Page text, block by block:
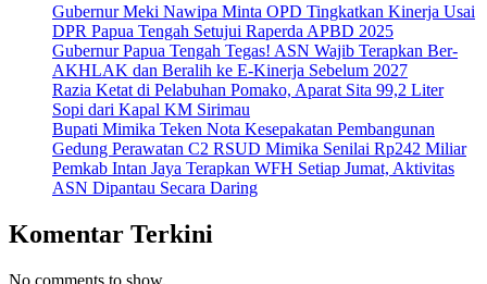
Papua
Tengah
Launching
“Program
‘Kok
Sehat”
Gubernur Meki Nawipa Minta OPD Tingkatkan Kinerja Usai
DPR Papua Tengah Setujui Raperda APBD 2025
Gubernur Papua Tengah Tegas! ASN Wajib Terapkan Ber-
AKHLAK dan Beralih ke E-Kinerja Sebelum 2027
Razia Ketat di Pelabuhan Pomako, Aparat Sita 99,2 Liter
Sopi dari Kapal KM Sirimau
Bupati Mimika Teken Nota Kesepakatan Pembangunan
Gedung Perawatan C2 RSUD Mimika Senilai Rp242 Miliar
Pemkab Intan Jaya Terapkan WFH Setiap Jumat, Aktivitas
ASN Dipantau Secara Daring
Komentar Terkini
No comments to show.